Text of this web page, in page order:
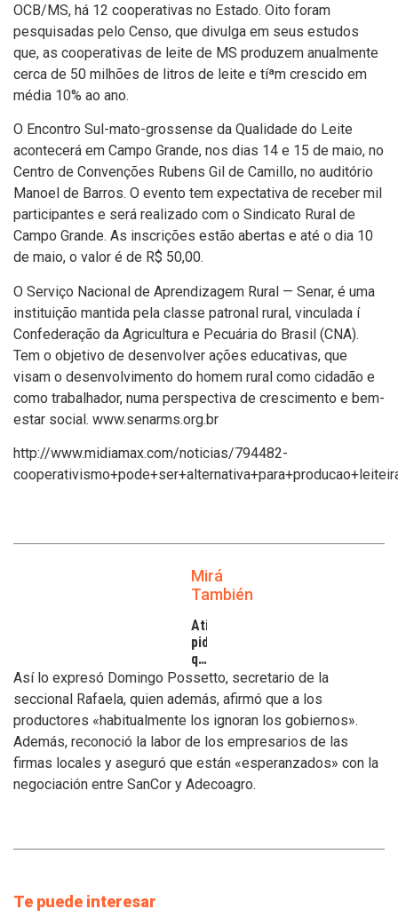
OCB/MS, há 12 cooperativas no Estado. Oito foram
pesquisadas pelo Censo, que divulga em seus estudos
que, as cooperativas de leite de MS produzem anualmente
cerca de 50 milhões de litros de leite e tíªm crescido em
média 10% ao ano.
O Encontro Sul-mato-grossense da Qualidade do Leite
acontecerá em Campo Grande, nos dias 14 e 15 de maio, no
Centro de Convenções Rubens Gil de Camillo, no auditório
Manoel de Barros. O evento tem expectativa de receber mil
participantes e será realizado com o Sindicato Rural de
Campo Grande. As inscrições estão abertas e até o dia 10
de maio, o valor é de R$ 50,00.
O Serviço Nacional de Aprendizagem Rural — Senar, é uma
instituição mantida pela classe patronal rural, vinculada í
Confederação da Agricultura e Pecuária do Brasil (CNA).
Tem o objetivo de desenvolver ações educativas, que
visam o desenvolvimento do homem rural como cidadão e
como trabalhador, numa perspectiva de crescimento e bem-
estar social. www.senarms.org.br
http://www.midiamax.com/noticias/794482-
Mirá
También
Atilra
pide
que
se
atiendan
los
inconvenientes
de
los
tamberos
Así lo expresó Domingo Possetto, secretario de la
seccional Rafaela, quien además, afirmó que a los
productores «habitualmente los ignoran los gobiernos».
Además, reconoció la labor de los empresarios de las
firmas locales y aseguró que están «esperanzados» con la
negociación entre SanCor y Adecoagro.
Te puede interesar